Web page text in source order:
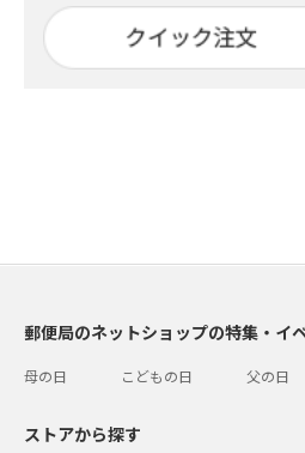
郵便局のネットショップの特集・イ
母の日 こどもの日 父の日
ストアから探す